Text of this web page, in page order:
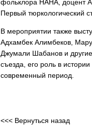
фольклора НАНА, доцент
Первый тюркологический
В мероприятии также
Адхамбек Алимбеков,
Джумали Шабанов и
съезда, его роль в
современный период.
<<< Вернуться назад